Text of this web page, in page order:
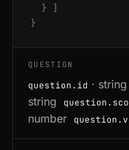
}
]
}
QUESTION
question.id · string
string
number